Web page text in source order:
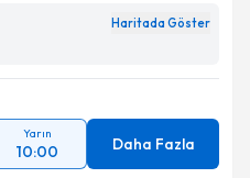
Haritada Göster
Yarın
10:00 Daha Fazla